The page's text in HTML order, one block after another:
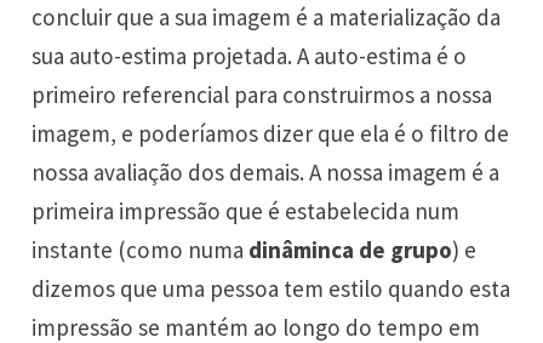
concluir que a sua imagem é a materialização da
sua auto-estima projetada. A auto-estima é o
primeiro referencial para construirmos a nossa
imagem, e poderíamos dizer que ela é o filtro de
nossa avaliação dos demais. A nossa imagem é a
primeira impressão que é estabelecida num
instante (como numa dinâminca de grupo) e
dizemos que uma pessoa tem estilo quando esta
impressão se mantém ao longo do tempo em